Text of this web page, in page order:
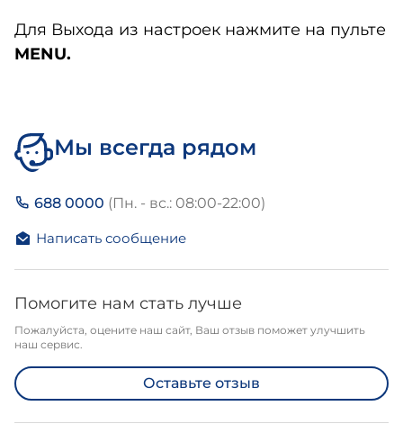
Для Выхода из настроек нажмите на пульте
MENU.
Мы всегда рядом
688 0000 (Пн. - вс.: 08:00-22:00)
Написать сообщение
Помогите нам стать лучше
Пожалуйста, оцените наш сайт, Ваш отзыв поможет улучшить
наш сервис.
Оставьте отзыв